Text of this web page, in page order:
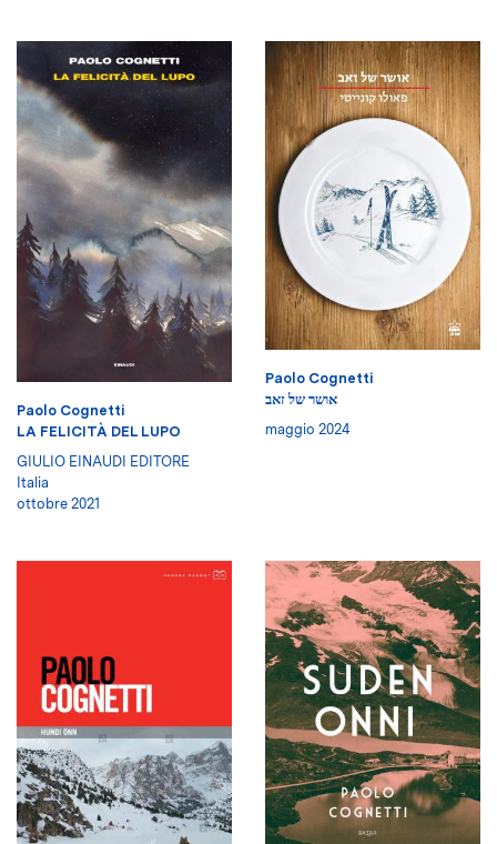
Paolo Cognetti
LA FELICITÀ DEL LUPO
GIULIO EINAUDI EDITORE
Italia
ottobre 2021
Paolo Cognetti
אושר של זאב
maggio 2024